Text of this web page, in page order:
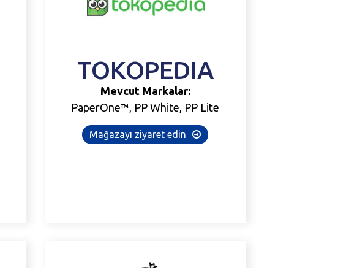
TOKOPEDIA
Mevcut Markalar:
PaperOne™, PP White, PP Lite
Mağazayı ziyaret edin